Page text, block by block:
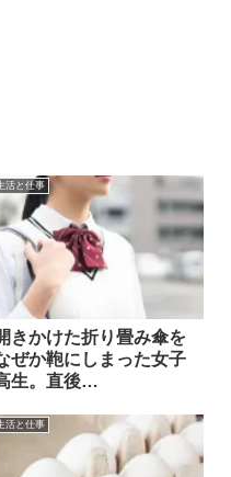
活と仕事
きかけた折り畳み傘を
ぜか鞄にしまった女子
生。直後…
活と仕事